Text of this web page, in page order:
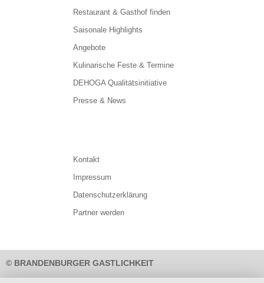
Restaurant & Gasthof finden
Saisonale Highlights
Angebote
Kulinarische Feste & Termine
DEHOGA Qualitätsinitiative
Presse & News
Kontakt
Impressum
Datenschutzerklärung
Partner werden
© BRANDENBURGER GASTLICHKEIT